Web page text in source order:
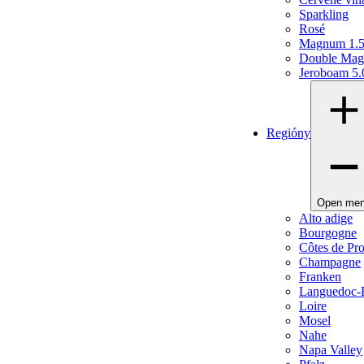
Sparkling
Rosé
Magnum 1.5
Double
Jeroboam
Regióny
Open
Alto adige
Bourgogne
Côtes de
Champagne
Franken
Languedoc-
Loire
Mosel
Nahe
Napa Valley